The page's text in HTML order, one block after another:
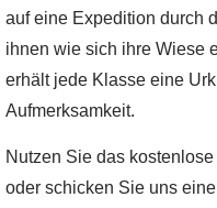
auf eine Expedition durch
ihnen wie sich ihre Wiese
erhält jede Klasse eine
Aufmerksamkeit.
Nutzen Sie das
oder schicken Sie uns